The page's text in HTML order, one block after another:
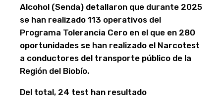
Alcohol (Senda) detallaron que durante 2025
se han realizado 113 operativos del
Programa Tolerancia Cero en el que en 280
oportunidades se han realizado el Narcotest
a conductores del transporte público de la
Región del Biobío.
Del total, 24 test han resultado